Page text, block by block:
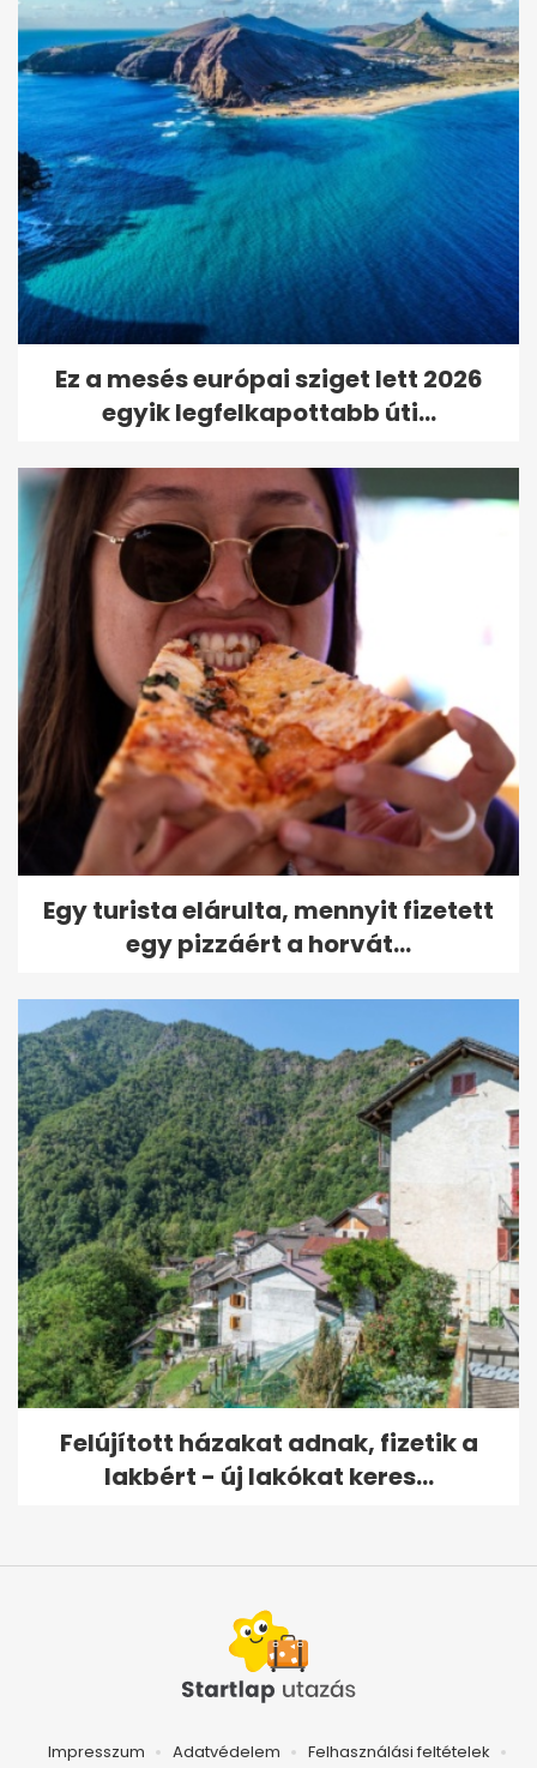
Ez a mesés európai sziget lett 2026
egyik legfelkapottabb úti...
Egy turista elárulta, mennyit fizetett
egy pizzáért a horvát...
Felújított házakat adnak, fizetik a
lakbért - új lakókat keres...
Impresszum Adatvédelem Felhasználási feltételek